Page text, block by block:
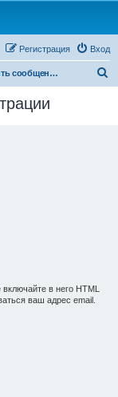
Вход
Регистрация
Отправить сообщение администрации
в него HTML
ваш адрес email.